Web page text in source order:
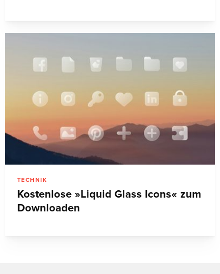
TECHNIK
Kostenlose »Liquid Glass Icons« zum
Downloaden